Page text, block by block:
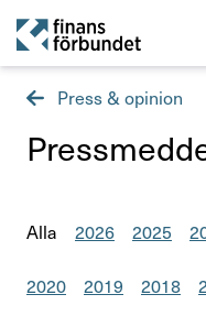
Press & opinion
Alla 2026 2025
2020 2019 2018